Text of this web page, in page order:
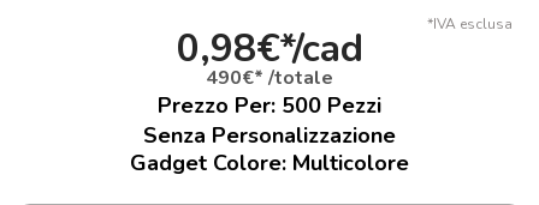
*IVA esclusa
0,98€*/cad
490€* /totale
Prezzo Per: 500 Pezzi
Senza Personalizzazione
Gadget Colore: Multicolore